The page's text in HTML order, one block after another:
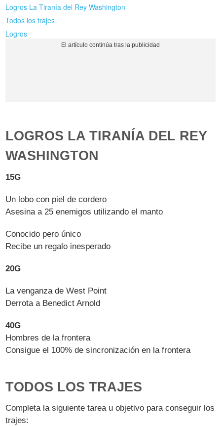
Logros La Tiranía del Rey Washington
Todos los trajes
Logros
LOGROS LA TIRANÍA DEL REY
WASHINGTON
15G
Un lobo con piel de cordero
Asesina a 25 enemigos utilizando el manto
Conocido pero único
Recibe un regalo inesperado
20G
La venganza de West Point
Derrota a Benedict Arnold
40G
Hombres de la frontera
Consigue el 100% de sincronización en la frontera
TODOS LOS TRAJES
Completa la siguiente tarea u objetivo para conseguir los
trajes: